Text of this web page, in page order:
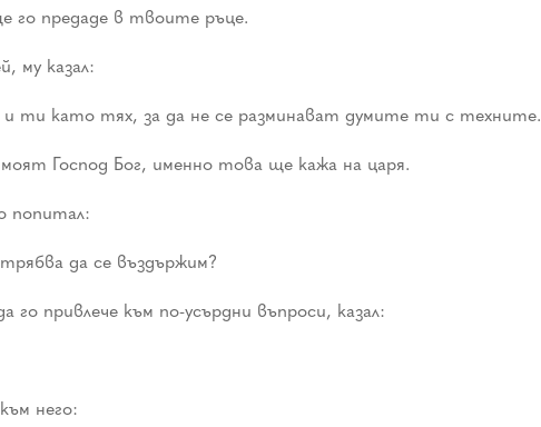
го предаде в твоите ръце.
му казал:
ти като тях, за да не се разминават думите ти с техните.
Господ Бог, именно това ще кажа на царя.
попитал:
да се въздържим?
привлече към по-усърдни въпроси, казал:
него: